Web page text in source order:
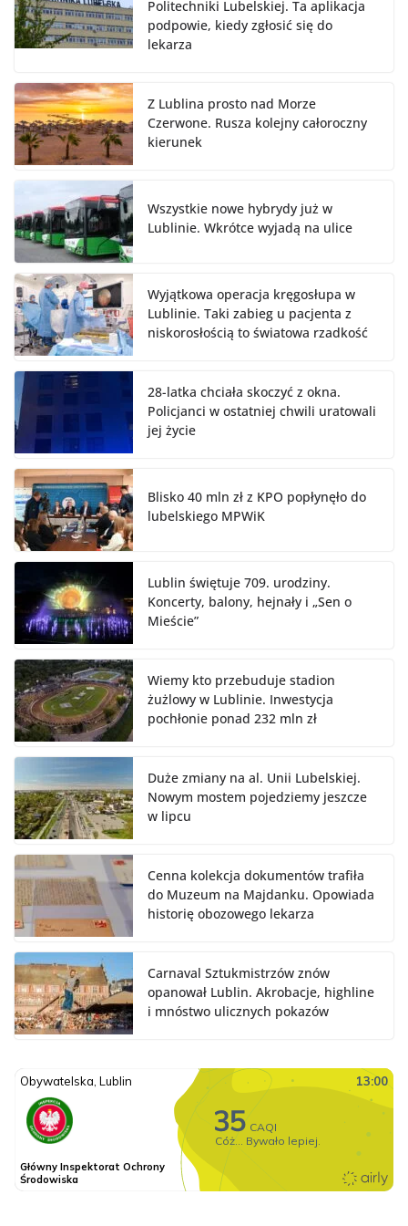
Politechniki Lubelskiej. Ta aplikacja
podpowie, kiedy zgłosić się do
lekarza
Z Lublina prosto nad Morze
Czerwone. Rusza kolejny całoroczny
kierunek
Wszystkie nowe hybrydy już w
Lublinie. Wkrótce wyjadą na ulice
Wyjątkowa operacja kręgosłupa w
Lublinie. Taki zabieg u pacjenta z
niskorosłością to światowa rzadkość
28-latka chciała skoczyć z okna.
Policjanci w ostatniej chwili uratowali
jej życie
Blisko 40 mln zł z KPO popłynęło do
lubelskiego MPWiK
Lublin świętuje 709. urodziny.
Koncerty, balony, hejnały i „Sen o
Mieście”
Wiemy kto przebuduje stadion
żużlowy w Lublinie. Inwestycja
pochłonie ponad 232 mln zł
Duże zmiany na al. Unii Lubelskiej.
Nowym mostem pojedziemy jeszcze
w lipcu
Cenna kolekcja dokumentów trafiła
do Muzeum na Majdanku. Opowiada
historię obozowego lekarza
Carnaval Sztukmistrzów znów
opanował Lublin. Akrobacje, highline
i mnóstwo ulicznych pokazów